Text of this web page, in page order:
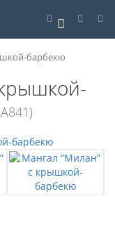
0
барбекю